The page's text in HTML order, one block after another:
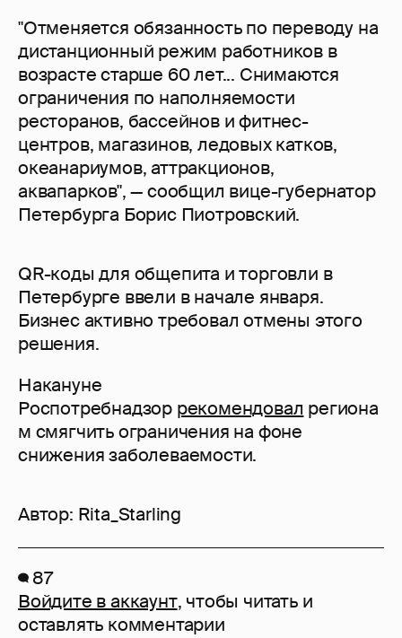
"Отменяется обязанность по переводу на
дистанционный режим работников в
возрасте старше 60 лет... Снимаются
ограничения по наполняемости
ресторанов, бассейнов и фитнес-
центров, магазинов, ледовых катков,
океанариумов, аттракционов,
аквапарков", — сообщил вице-губернатор
Петербурга Борис Пиотровский.
QR-коды для общепита и торговли в
Петербурге ввели в начале января.
Бизнес активно требовал отмены этого
решения.
Накануне
Роспотребнадзор рекомендовал региона
м смягчить ограничения на фоне
снижения заболеваемости.
Автор: Rita_Starling
87
Войдите в аккаунт, чтобы читать и
оставлять комментарии